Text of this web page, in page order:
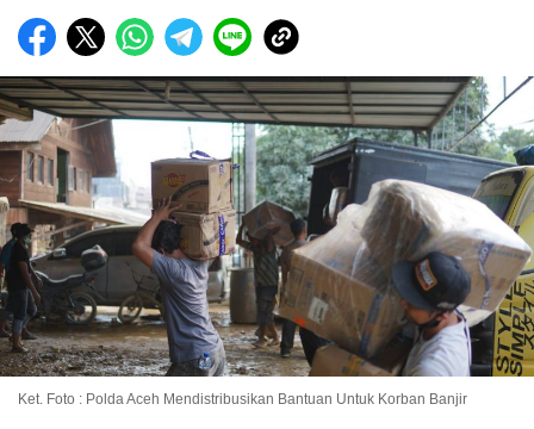
Ket. Foto : Polda Aceh Mendistribusikan Bantuan Untuk Korban Banjir